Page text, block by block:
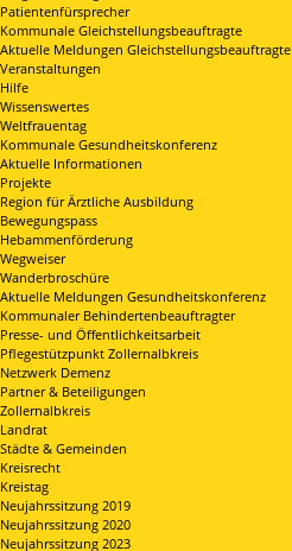
Patientenfürsprecher
Kommunale Gleichstellungsbeauftragte
Aktuelle Meldungen Gleichstellungsbeauftragte
Veranstaltungen
Hilfe
Wissenswertes
Weltfrauentag
Kommunale Gesundheitskonferenz
Aktuelle Informationen
Projekte
Region für Ärztliche Ausbildung
Bewegungspass
Hebammenförderung
Wegweiser
Wanderbroschüre
Aktuelle Meldungen Gesundheitskonferenz
Kommunaler Behindertenbeauftragter
Presse- und Öffentlichkeitsarbeit
Pflegestützpunkt Zollernalbkreis
Netzwerk Demenz
Partner & Beteiligungen
Zollernalbkreis
Landrat
Städte & Gemeinden
Kreisrecht
Kreistag
Neujahrssitzung 2019
Neujahrssitzung 2020
Neujahrssitzung 2023